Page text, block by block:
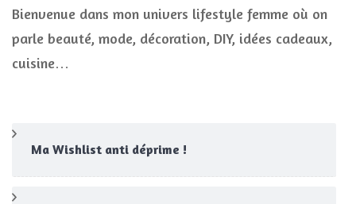
Bienvenue dans mon univers lifestyle femme où on
parle beauté, mode, décoration, DIY, idées cadeaux,
cuisine…
Ma Wishlist anti déprime !